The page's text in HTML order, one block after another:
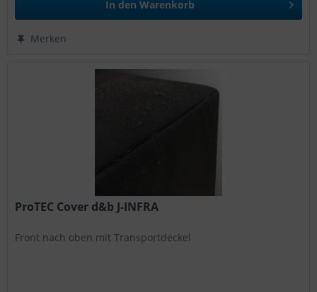
In den Warenkorb
Merken
ProTEC Cover d&b J-INFRA
Front nach oben mit Transportdeckel